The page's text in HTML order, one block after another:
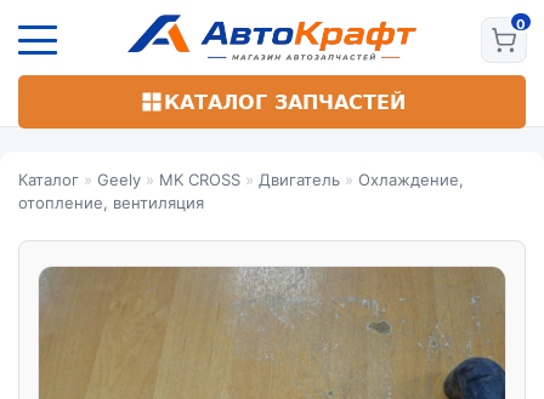
основному
КАТАЛОГ ЗАПЧАСТЕЙ
Каталог » Geely » MK CROSS » Двигатель » Охлаждение,
отопление, вентиляция